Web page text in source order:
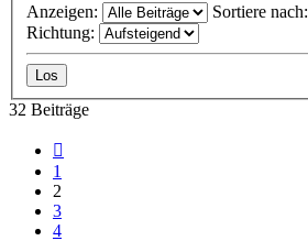
Anzeigen:
Sortiere nach:
Richtung:
32 Beiträge
1
2
3
4